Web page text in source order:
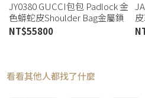
JY0380 GUCCI包包 Padlock 金
色蟒蛇皮Shoulder Bag金屬鎖
釦下蓋鏈包 409487 (板橋店)
NT$55800
(
看看其他人都找了什麼